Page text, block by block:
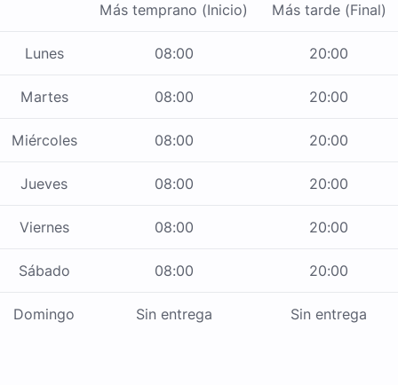
Más temprano (Inicio) Más tarde (Final)
Lunes 08:00 20:00
Martes 08:00 20:00
Miércoles 08:00 20:00
Jueves 08:00 20:00
Viernes 08:00 20:00
Sábado 08:00 20:00
Domingo Sin entrega Sin entrega